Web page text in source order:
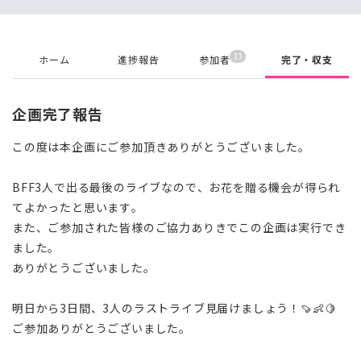
ホーム 進捗報告 参加者 33 完了・収支
企画完了報告
この度は本企画にご参加頂きありがとうございました。
BFF3人で出る最後のライブなので、お花を贈る機会が得られ
てよかったと思います。
また、ご参加された皆様のご協力ありきでこの企画は実行でき
ました。
ありがとうございました。
明日から3日間、3人のラストライブ見届けましょう！🍠👶🍋
ご参加ありがとうございました。